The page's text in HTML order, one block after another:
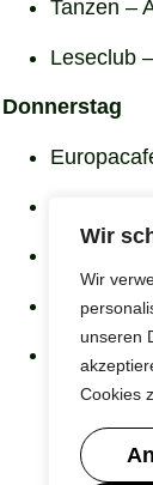
Wir
Wir
unseren
Cookies
Tanzen –
Leseclub
Donnerstag
Mathe-
Tanzen –
Leseclub